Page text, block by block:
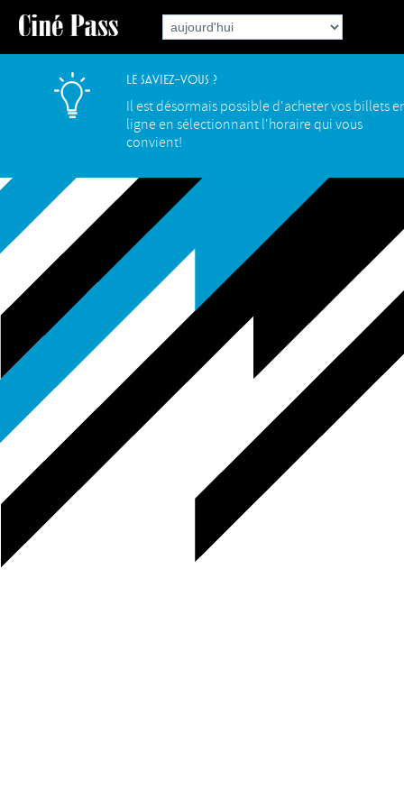
Le saviez-vous ?
Il est désormais possible d'acheter vos billets
ligne en sélectionnant l'horaire qui vous
convient!